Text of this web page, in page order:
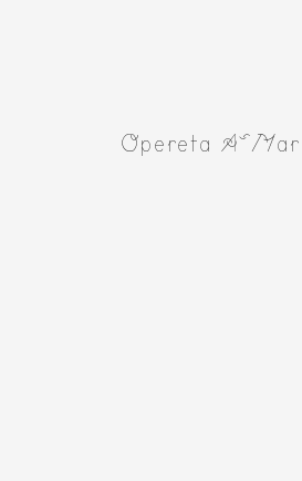
Opereta A~Mar